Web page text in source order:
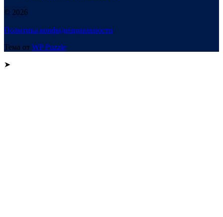
© 2026
Политика конфиденциальности
Тема от WP Puzzle
➤